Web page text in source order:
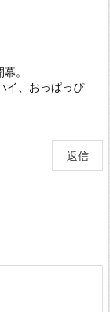
。
イ、おっぱっぴ
返信